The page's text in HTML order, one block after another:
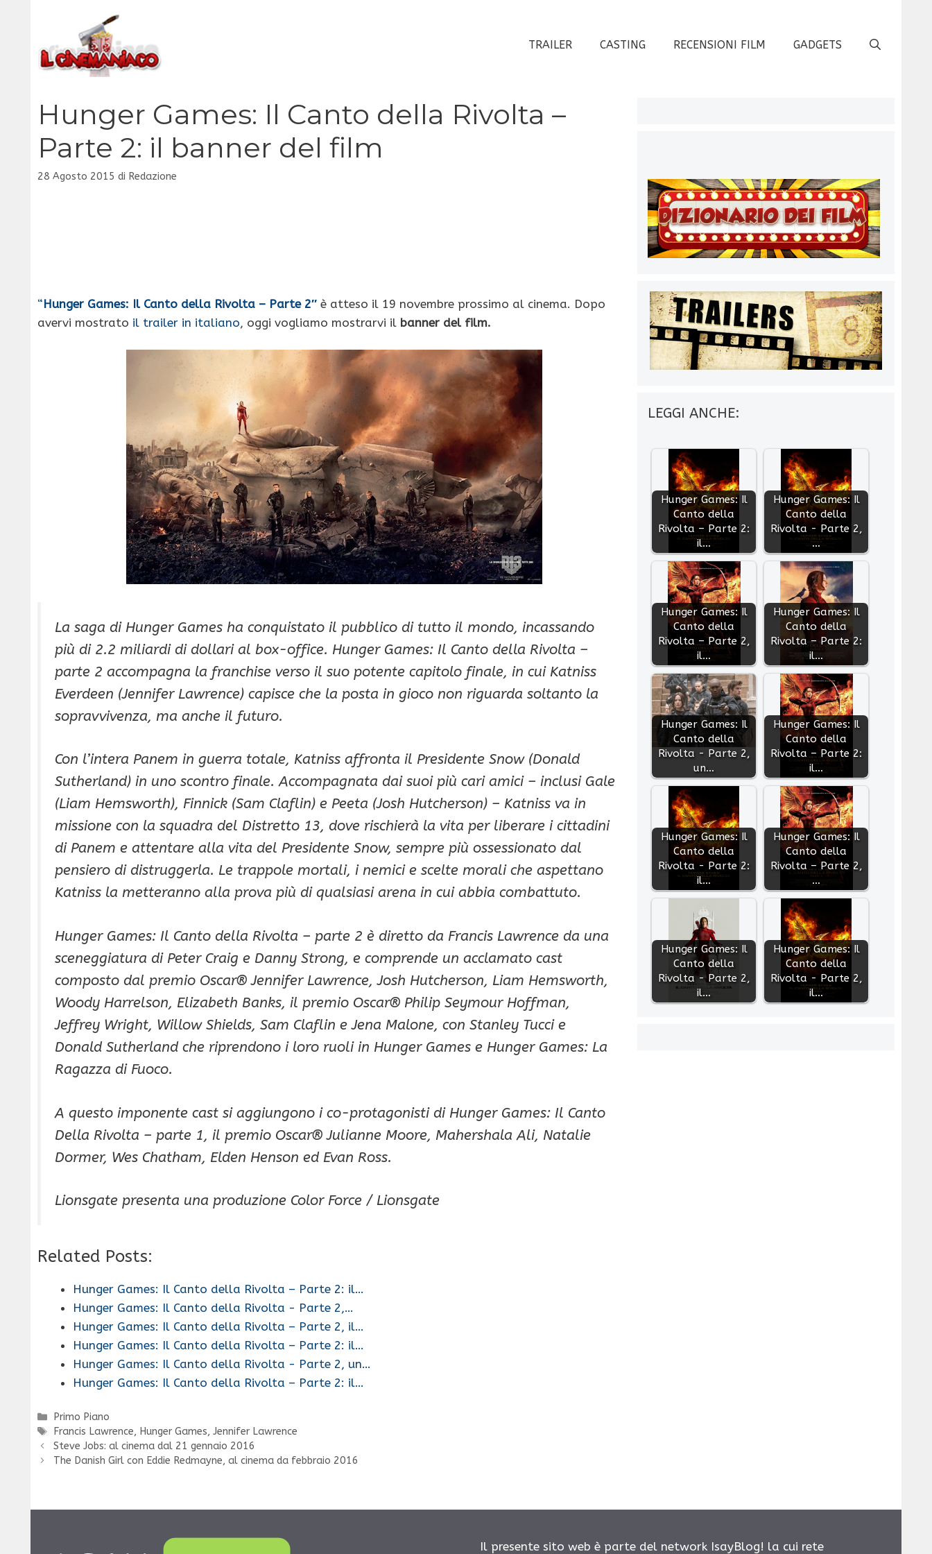
contenuto
TRAILER CASTING RECENSIONI FILM GADGETS
Hunger Games: Il Canto della Rivolta –
Parte 2: il banner del film
28 Agosto 2015 di Redazione
“Hunger Games: Il Canto della Rivolta – Parte 2″ è atteso il 19 novembre prossimo al cinema. Dopo
avervi mostrato il trailer in italiano, oggi vogliamo mostrarvi il banner del film.
La saga di Hunger Games ha conquistato il pubblico di tutto il mondo, incassando
più di 2.2 miliardi di dollari al box-office. Hunger Games: Il Canto della Rivolta –
parte 2 accompagna la franchise verso il suo potente capitolo finale, in cui Katniss
Everdeen (Jennifer Lawrence) capisce che la posta in gioco non riguarda soltanto la
sopravvivenza, ma anche il futuro.
Con l’intera Panem in guerra totale, Katniss affronta il Presidente Snow (Donald
Sutherland) in uno scontro finale. Accompagnata dai suoi più cari amici – inclusi Gale
(Liam Hemsworth), Finnick (Sam Claflin) e Peeta (Josh Hutcherson) – Katniss va in
missione con la squadra del Distretto 13, dove rischierà la vita per liberare i cittadini
di Panem e attentare alla vita del Presidente Snow, sempre più ossessionato dal
pensiero di distruggerla. Le trappole mortali, i nemici e scelte morali che aspettano
Katniss la metteranno alla prova più di qualsiasi arena in cui abbia combattuto.
Hunger Games: Il Canto della Rivolta – parte 2 è diretto da Francis Lawrence da una
sceneggiatura di Peter Craig e Danny Strong, e comprende un acclamato cast
composto dal premio Oscar® Jennifer Lawrence, Josh Hutcherson, Liam Hemsworth,
Woody Harrelson, Elizabeth Banks, il premio Oscar® Philip Seymour Hoffman,
Jeffrey Wright, Willow Shields, Sam Claflin e Jena Malone, con Stanley Tucci e
Donald Sutherland che riprendono i loro ruoli in Hunger Games e Hunger Games: La
Ragazza di Fuoco.
A questo imponente cast si aggiungono i co-protagonisti di Hunger Games: Il Canto
Della Rivolta – parte 1, il premio Oscar® Julianne Moore, Mahershala Ali, Natalie
Dormer, Wes Chatham, Elden Henson ed Evan Ross.
Lionsgate presenta una produzione Color Force / Lionsgate
Related Posts:
Hunger Games: Il Canto della Rivolta – Parte 2: il…
Hunger Games: Il Canto della Rivolta - Parte 2,…
Hunger Games: Il Canto della Rivolta – Parte 2, il…
Hunger Games: Il Canto della Rivolta – Parte 2: il…
Hunger Games: Il Canto della Rivolta - Parte 2, un…
Hunger Games: Il Canto della Rivolta – Parte 2: il…
Categorie
Primo Piano
Tag
Francis Lawrence, Hunger Games,Jennifer Lawrence
Steve Jobs: al cinema dal 21 gennaio 2016
The Danish Girl con Eddie Redmayne, al cinema da febbraio 2016
LEGGI ANCHE:
Hunger Games: Il
Canto della
Rivolta – Parte 2:
il…
Hunger Games: Il
Canto della
Rivolta - Parte 2,
…
Hunger Games: Il
Canto della
Rivolta – Parte 2,
il…
Hunger Games: Il
Canto della
Rivolta – Parte 2:
il…
Hunger Games: Il
Canto della
Rivolta - Parte 2,
un…
Hunger Games: Il
Canto della
Rivolta – Parte 2:
il…
Hunger Games: Il
Canto della
Rivolta - Parte 2:
il…
Hunger Games: Il
Canto della
Rivolta – Parte 2,
…
Hunger Games: Il
Canto della
Rivolta - Parte 2,
il…
Hunger Games: Il
Canto della
Rivolta - Parte 2,
il…
Il presente sito web è parte del network IsayBlog! la cui rete